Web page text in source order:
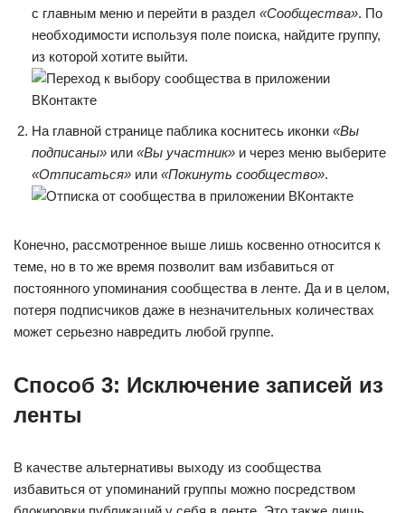
с главным меню и перейти в раздел «Сообщества». По
необходимости используя поле поиска, найдите группу,
из которой хотите выйти.
На главной странице паблика коснитесь иконки «Вы
подписаны» или «Вы участник» и через меню выберите
«Отписаться» или «Покинуть сообщество».
Конечно, рассмотренное выше лишь косвенно относится к
теме, но в то же время позволит вам избавиться от
постоянного упоминания сообщества в ленте. Да и в целом,
потеря подписчиков даже в незначительных количествах
может серьезно навредить любой группе.
Способ 3: Исключение записей из
ленты
В качестве альтернативы выходу из сообщества
избавиться от упоминаний группы можно посредством